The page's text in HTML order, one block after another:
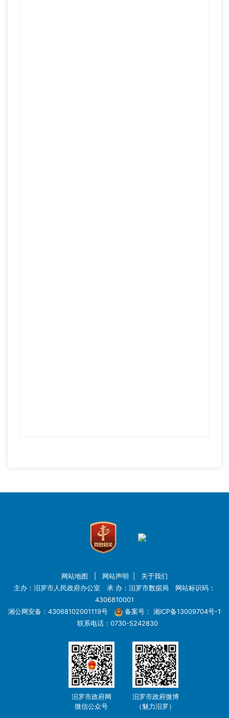
网站地图 网站声明
关于我们
主办：汨罗市人民政府办公室 承 办：汨罗市数据局 网站标识码：
4306810001
湘公网安备：43068102001119号
备案号： 湘ICP备13009704号-1
联系电话：0730-5242830
汨罗市政府网
微信公众号
汨罗市政府微博
（魅力汨罗）